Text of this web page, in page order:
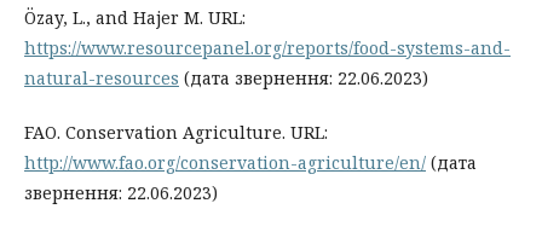
Özay, L., and Hajer M. URL:
https://www.resourcepanel.org/reports/food-systems-and-
natural-resources (дата звернення: 22.06.2023)
FAO. Conservation Agriculture. URL:
http://www.fao.org/conservation-agriculture/en/ (дата
звернення: 22.06.2023)